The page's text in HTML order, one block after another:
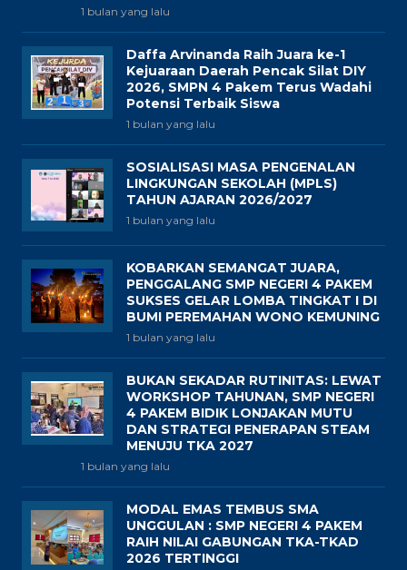
1 bulan yang lalu
Daffa Arvinanda Raih Juara ke-1
Kejuaraan Daerah Pencak Silat DIY
2026, SMPN 4 Pakem Terus Wadahi
Potensi Terbaik Siswa
1 bulan yang lalu
SOSIALISASI MASA PENGENALAN
LINGKUNGAN SEKOLAH (MPLS)
TAHUN AJARAN 2026/2027
1 bulan yang lalu
KOBARKAN SEMANGAT JUARA,
PENGGALANG SMP NEGERI 4 PAKEM
SUKSES GELAR LOMBA TINGKAT I DI
BUMI PEREMAHAN WONO KEMUNING
1 bulan yang lalu
BUKAN SEKADAR RUTINITAS: LEWAT
WORKSHOP TAHUNAN, SMP NEGERI
4 PAKEM BIDIK LONJAKAN MUTU
DAN STRATEGI PENERAPAN STEAM
MENUJU TKA 2027
1 bulan yang lalu
MODAL EMAS TEMBUS SMA
UNGGULAN : SMP NEGERI 4 PAKEM
RAIH NILAI GABUNGAN TKA-TKAD
2026 TERTINGGI